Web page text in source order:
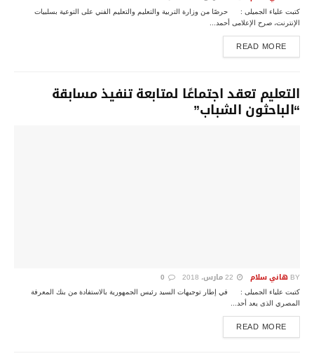
كتبت علياء الجميلى : حرصًا من وزارة التربية والتعليم والتعليم الفني على التوعية بسلبيات
الإنترنت، صرح الإعلامى أحمد...
READ MORE
DETAILS
التعليم تعقد اجتماعًا لمتابعة تنفيذ مسابقة
“الباحثون الشباب”
BY هاني سلام
كتبت علياء الجميلى : في إطار توجيهات السيد رئيس الجمهورية بالاستفادة من بنك المعرفة
المصري الذى يعد أحد...
READ MORE
DETAILS